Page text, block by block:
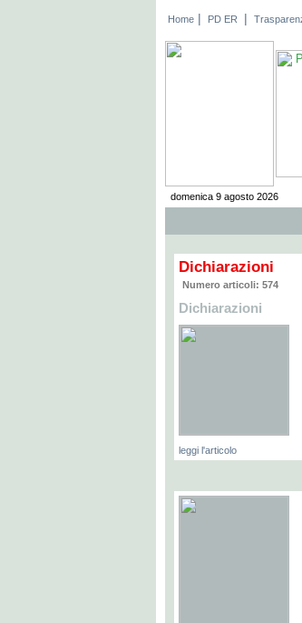
Home | PD ER |
domenica 9 agosto 2026
Dichiarazioni
Numero articoli: 574
Dichiarazioni
leggi l'articolo